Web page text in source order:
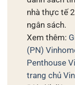
nhà thực tế
ngân sách.
Xem thêm:
(PN)
Penthouse
trang chủ